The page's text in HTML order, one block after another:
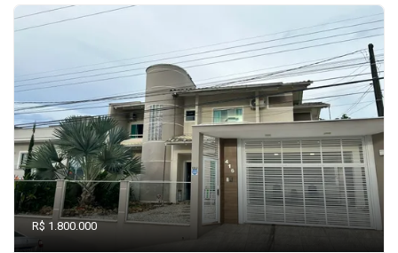
R$ 1.800.000